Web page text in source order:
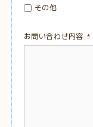
その他
お問い合わせ内容 *